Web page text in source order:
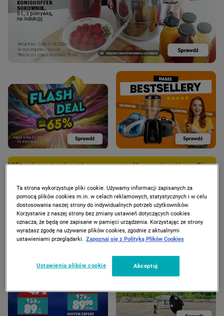
beztłuszczowa Hoffen z okienkiem, 5l za 95 zł tylko dla
PROMOCJE
Ta strona wykorzystuje pliki cookie. Używamy informacji zapisanych za
pomocą plików cookies m.in. w celach reklamowych, statystycznych i w celu
dostosowania naszej strony do indywidualnych potrzeb użytkowników.
Korzystanie z naszej strony bez zmiany ustawień dotyczących cookies
oznacza, że będą one zapisane w pamięci urządzenia. Korzystając ze strony
wyrażasz zgodę na używanie plików cookies, zgodnie z aktualnymi
ustawieniami przeglądarki. Zapoznaj się z Polityką Plików Cookies
Ustawienia plików cookie Akceptuj